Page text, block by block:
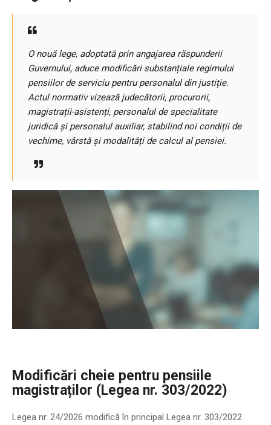
O nouă lege, adoptată prin angajarea răspunderii
Guvernului, aduce modificări substanțiale regimului
pensiilor de serviciu pentru personalul din justiție.
Actul normativ vizează judecătorii, procurorii,
magistrații-asistenți, personalul de specialitate
juridică și personalul auxiliar, stabilind noi condiții de
vechime, vârstă și modalități de calcul al pensiei.
Modificări cheie pentru pensiile
magistraților (Legea nr. 303/2022)
Legea nr. 24/2026 modifică în principal Legea nr. 303/2022